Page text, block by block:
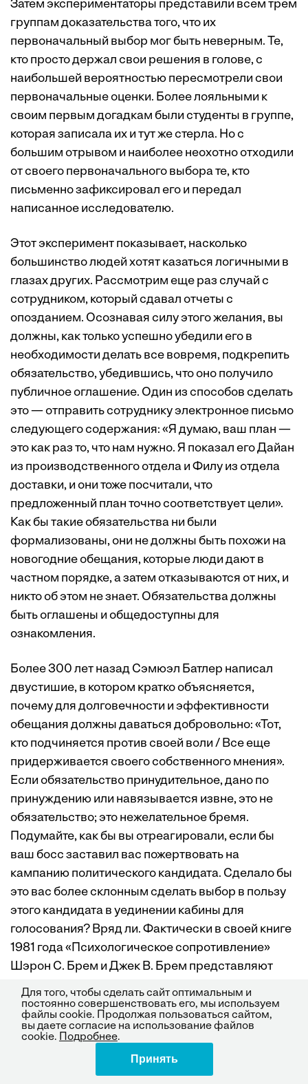
Затем экспериментаторы представили всем трем
группам доказательства того, что их
первоначальный выбор мог быть неверным. Те,
кто просто держал свои решения в голове, с
наибольшей вероятностью пересмотрели свои
первоначальные оценки. Более лояльными к
своим первым догадкам были студенты в группе,
которая записала их и тут же стерла. Но с
большим отрывом и наиболее неохотно отходили
от своего первоначального выбора те, кто
письменно зафиксировал его и передал
написанное исследователю.
Этот эксперимент показывает, насколько
большинство людей хотят казаться логичными в
глазах других. Рассмотрим еще раз случай с
сотрудником, который сдавал отчеты с
опозданием. Осознавая силу этого желания, вы
должны, как только успешно убедили его в
необходимости делать все вовремя, подкрепить
обязательство, убедившись, что оно получило
публичное оглашение. Один из способов сделать
это — отправить сотруднику электронное письмо
следующего содержания: «Я думаю, ваш план —
это как раз то, что нам нужно. Я показал его Дайан
из производственного отдела и Филу из отдела
доставки, и они тоже посчитали, что
предложенный план точно соответствует цели».
Как бы такие обязательства ни были
формализованы, они не должны быть похожи на
новогодние обещания, которые люди дают в
частном порядке, а затем отказываются от них, и
никто об этом не знает. Обязательства должны
быть оглашены и общедоступны для
ознакомления.
Более 300 лет назад Сэмюэл Батлер написал
двустишие, в котором кратко объясняется,
почему для долговечности и эффективности
обещания должны даваться добровольно: «Тот,
кто подчиняется против своей воли / Все еще
придерживается своего собственного мнения».
Если обязательство принудительное, дано по
принуждению или навязывается извне, это не
обязательство; это нежелательное бремя.
Подумайте, как бы вы отреагировали, если бы
ваш босс заставил вас пожертвовать на
кампанию политического кандидата. Сделало бы
это вас более склонным сделать выбор в пользу
этого кандидата в уединении кабины для
голосования? Вряд ли. Фактически в своей книге
1981 года «Психологическое сопротивление»
Шэрон С. Брем и Джек В. Брем представляют
данные, которые предполагают, что вы бы
проголосовали против, просто чтобы выразить
свое возмущение принуждением босса.
Такая негативная реакция может возникнуть и в
офисе. Давайте снова вернемся к
Для того, чтобы сделать сайт оптимальным и
постоянно совершенствовать его, мы используем
файлы cookie. Продолжая пользоваться сайтом,
вы даете согласие на использование файлов
cookie.
Подробнее.
Принять